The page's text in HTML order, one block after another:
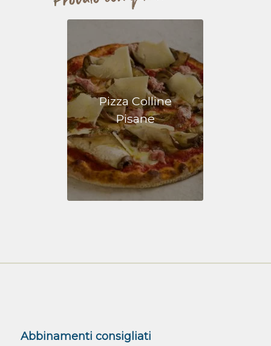
Pizza Colline
Pisane
Abbinamenti consigliati